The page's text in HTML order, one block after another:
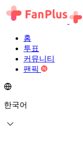
홈
투표
커뮤니티
팬픽
한국어